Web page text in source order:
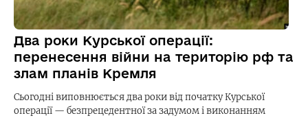
Два роки Курської операції:
перенесення війни на територію рф та
злам планів Кремля
Сьогодні виповнюється два роки від початку Курської
операції — безпрецедентної за задумом і виконанням